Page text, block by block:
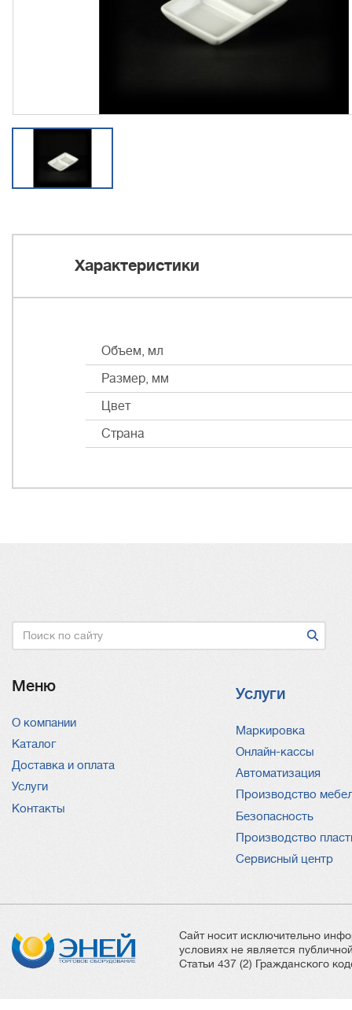
Характеристики
Объем, мл
Размер, мм
Цвет
Страна
Поиск
Меню
О компании
Каталог
Доставка и оплата
Услуги
Контакты
Услуги
Услуги
Маркировка
Онлайн-кассы
Автоматизация
Производство
Безопасность
Производство
Сервисный центр
Сайт носит исключительно
условиях не является
Статьи 437 (2) Гражданского